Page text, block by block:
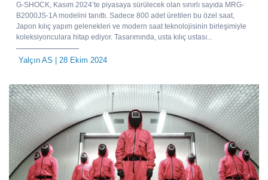
G-SHOCK, Kasım 2024’te piyasaya sürülecek olan sınırlı sayıda MRG-
B2000JS-1A modelini tanıttı. Sadece 800 adet üretilen bu özel saat,
Japon kılıç yapım gelenekleri ve modern saat teknolojisinin birleşimiyle
koleksiyonculara hitap ediyor. Tasarımında, usta kılıç ustası...
Yalçın AS | 28 Ekim 2024